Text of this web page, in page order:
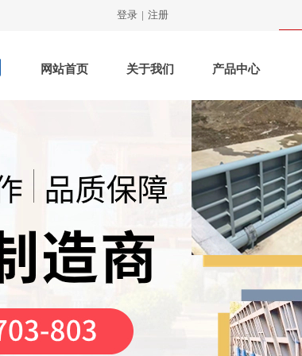
登录 | 注册
网站首页 关于我们 产品中心